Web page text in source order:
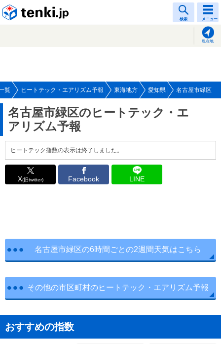
検索 メニュー
現在地
覧 ヒートテック・エアリズム予報 東海地方 愛知県 名古屋市緑区
名古屋市緑区のヒートテック・エ
アリズム予報
ヒートテック指数の表示は終了しました。
X(旧twitter) Facebook LINE
名古屋市緑区の6時間ごとの2週間天気はこちら
その他の市区町村のヒートテック・エアリズム予報
おすすめの指数